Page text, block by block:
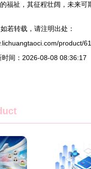
福祉，其征程壮阔，未来可
如若转载，请注明出处：
product/
时间：2026-08-08 08:36:17